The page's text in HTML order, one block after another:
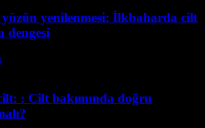
yüzün yenilenmesi: İlkbaharda cilt
dengesi
: Cilt bakımında doğru